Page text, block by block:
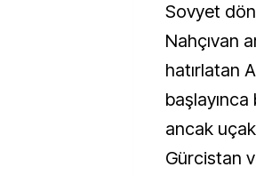
Sovyet
Nahçıvan
hatırlatan
başlayınca
ancak
Gürcistan